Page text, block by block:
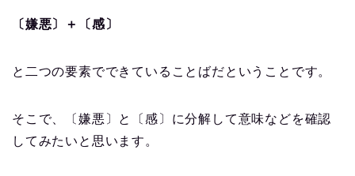
〔嫌悪〕＋〔感〕
と二つの要素でできていることばだということです。
そこで、〔嫌悪〕と〔感〕に分解して意味などを確認
してみたいと思います。